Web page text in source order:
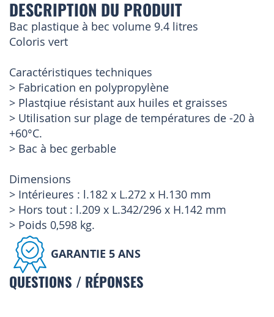
DESCRIPTION DU PRODUIT
Bac plastique à bec volume 9.4 litres
Coloris vert
Caractéristiques techniques
> Fabrication en polypropylène
> Plastqiue résistant aux huiles et graisses
> Utilisation sur plage de températures de -20 à
+60°C.
> Bac à bec gerbable
Dimensions
> Intérieures : l.182 x L.272 x H.130 mm
> Hors tout : l.209 x L.342/296 x H.142 mm
> Poids 0,598 kg.
GARANTIE 5 ANS
QUESTIONS / RÉPONSES